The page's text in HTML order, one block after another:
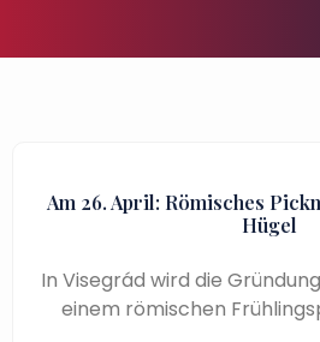
Am 26. April: Römisches
Hügel
In Visegrád wird die
einem römischen